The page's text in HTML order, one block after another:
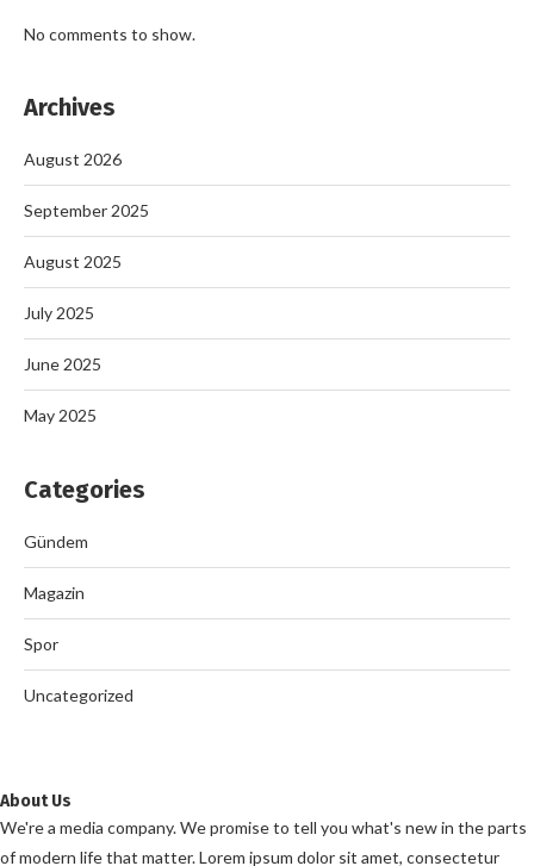
No comments to show.
Archives
August 2026
September 2025
August 2025
July 2025
June 2025
May 2025
Categories
Gündem
Magazin
Spor
Uncategorized
About Us
We're a media company. We promise to tell you what's new in the parts
of modern life that matter. Lorem ipsum dolor sit amet, consectetur